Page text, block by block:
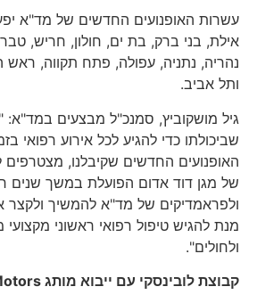
עשרות האופנועים החדשים של מד"א
אילת, בני ברק, בת ים, חולון, חריש,
נהריה, נתניה, עפולה, פתח תקווה, ראש
ותל אביב.
גיל מושקוביץ, סמנכ"ל מבצעים במד"א:
שביכולתו כדי להגיע לכל אירוע רפואי
האופנועים החדשים שקיבלנו, מצטרפים
של מגן דוד אדום הפועלת במשך שנים
ולפראמדיקים של מד"א להמשיך ולקצר את
מנת להגיש טיפול רפואי ראשוני מקצועי
ולחולים".
קבוצת לובינסקי עם ייבוא מותגMotors